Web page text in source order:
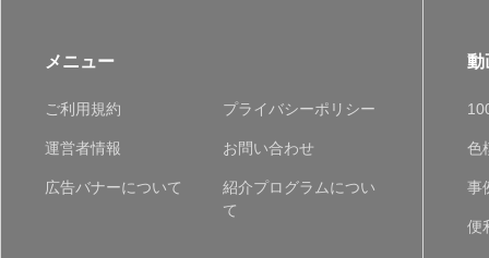
メニュー
ご利用規約 プライバシーポリシー
運営者情報 お問い合わせ
広告バナーについて
紹介プログラムについ
て
動
色
事
便